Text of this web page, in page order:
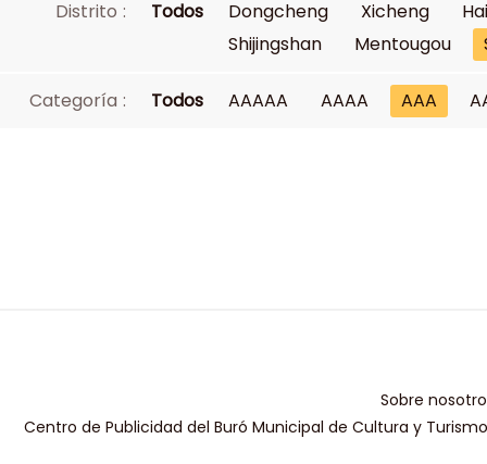
Distrito : Todos Dongcheng Xicheng
Shijingshan
Mentougou
Categoría : Todos AAAAA AAAA AAA
Sobre
Centro de Publicidad del Buró Municipal de Cultura y